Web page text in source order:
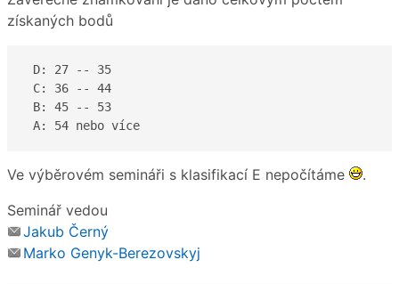
získaných bodů
D: 27 -- 35
C: 36 -- 44
B: 45 -- 53
A: 54 nebo více
Ve výběrovém semináři s klasifikací E nepočítáme
.
Seminář vedou
Jakub Černý
Marko Genyk-Berezovskyj